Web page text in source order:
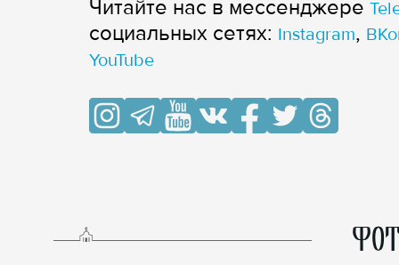
Читайте нас в мессенджере
cоциальных сетях: Instagram,
YouTube